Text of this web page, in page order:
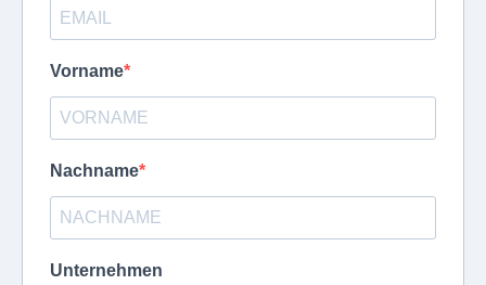
Vorname
Nachname
Unternehmen